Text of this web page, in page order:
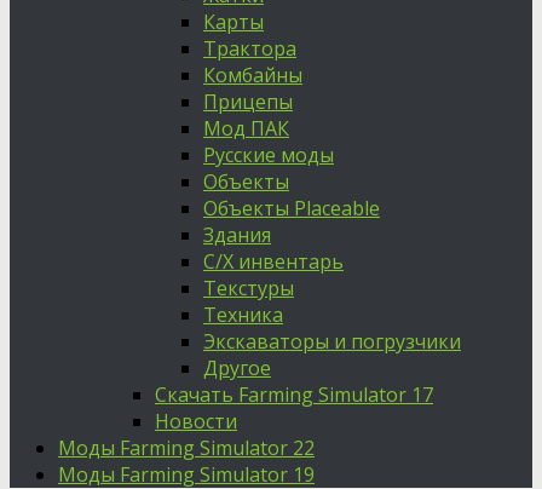
Карты
Трактора
Комбайны
Прицепы
Мод ПАК
Русские моды
Объекты
Объекты Placeable
Здания
С/Х инвентарь
Текстуры
Техника
Экскаваторы и погрузчики
Другое
Скачать Farming Simulator 17
Новости
Моды Farming Simulator 22
Моды Farming Simulator 19